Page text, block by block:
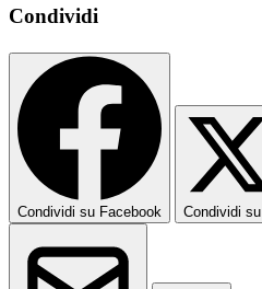
Condividi
Condividi su Facebook Condividi